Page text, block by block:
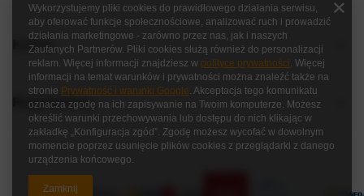
Konto
Regulaminy
Wykorzystujemy pliki cookies do prawidłowego działania serwisu,
aby oferować funkcje społecznościowe, analizować ruch i prowadzić
działania marketingowe - zarówno przez nas, jak i naszych
Zaufanych Partnerów. Pliki cookies służą również do personalizacji
reklam. Więcej informacji znajdziesz w polityce prywatności. Więcej
informacji na temat warunków i prywatności można znaleźć także na
stronie Prywatność i warunki Google. Akceptacja tego komunikatu
oznacza zgodę na ich zapisywanie na Twoim komputerze. Możesz
określić warunki przechowywania lub dostępu do nich klikając w
zakładkę „Konfiguracja zgód”. Zgodę możesz wycofać w dowolnym
momencie poprzez usunięcie plików cookies z przeglądarki z danego
urządzenia końcowego.
Zamknij